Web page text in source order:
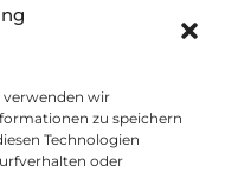
verwenden wir
zu speichern
Technologien
oder